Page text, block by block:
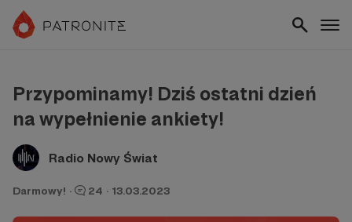
Przypominamy! Dziś ostatni dzień
na wypełnienie ankiety!
Radio Nowy Świat
Darmowy! · 24 · 13.03.2023